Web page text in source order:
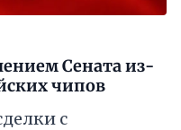
Сената из-
чипов
с